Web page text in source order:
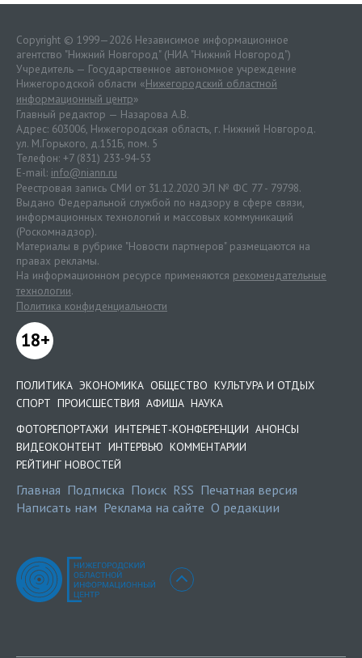
Copyright © 1999—2026 Независимое информационное
агентство "Нижний Новгород" (НИА "Нижний Новгород")
Учредитель — Государственное автономное учреждение
Нижегородской области «Нижегородский областной
информационный центр»
Главный редактор — Назарова А.В.
Адрес: 603006, Нижегородская область, г. Нижний Новгород.
ул. М.Горького, д.151Б, пом. 5
Телефон: +7 (831) 233-94-53
E-mail: info@niann.ru
Реестровая запись СМИ от 31.12.2020 ЭЛ № ФС 77 - 79798.
Выдано Федеральной службой по надзору в сфере связи,
информационных технологий и массовых коммуникаций
(Роскомнадзор).
Материалы в рубрике "Новости партнеров" размещаются на
правах рекламы.
На информационном ресурсе применяются рекомендательные
технологии.
Политика конфиденциальности
18+
ПОЛИТИКА ЭКОНОМИКА ОБЩЕСТВО КУЛЬТУРА И ОТДЫХ
СПОРТ ПРОИСШЕСТВИЯ АФИША НАУКА
ФОТОРЕПОРТАЖИ ИНТЕРНЕТ-КОНФЕРЕНЦИИ АНОНСЫ
ВИДЕОКОНТЕНТ ИНТЕРВЬЮ КОММЕНТАРИИ
РЕЙТИНГ НОВОСТЕЙ
Главная Подписка Поиск RSS Печатная версия
Написать нам Реклама на сайте О редакции